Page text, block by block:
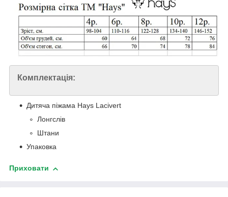
Комплектація:
Дитяча піжама Hays Lacivert
Лонгслів
Штани
Упаковка
Приховати